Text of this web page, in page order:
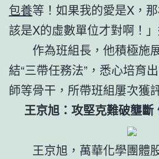
包養等！如果我的愛是X，
該是X的虛數單位才對啊！
作為班組長，他積極施
結“三帶任務法”，悉心培育
師等骨干，所帶班組屢次獲
王京旭：攻堅克難破壟
王京旭，萬華化學團體